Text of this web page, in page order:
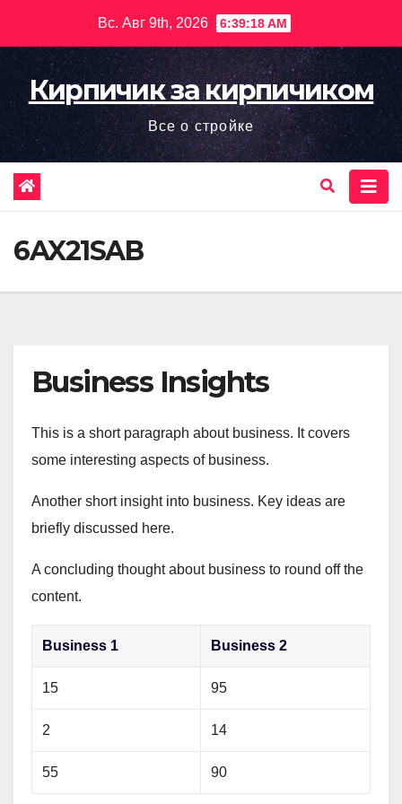
содержимому
Вс. Авг 9th, 2026 6:39:19 AM
Кирпичик за кирпичиком
Все о стройке
6AX21SAB
Business Insights
This is a short paragraph about business. It covers
some interesting aspects of business.
Another short insight into business. Key ideas are
briefly discussed here.
A concluding thought about business to round off the
content.
Business 1 Business 2
15 95
2 14
55 90